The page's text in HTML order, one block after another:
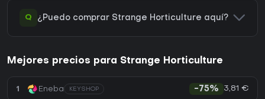
Q ¿Puedo comprar Strange Horticulture aquí?
Mejores precios para Strange Horticulture
1 Eneba KEYSHOP -75% 3,81 €